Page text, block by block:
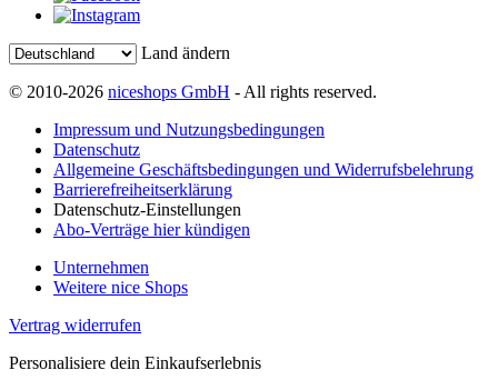
Land ändern
© 2010-2026 niceshops GmbH - All rights reserved.
Impressum und Nutzungsbedingungen
Datenschutz
Allgemeine Geschäftsbedingungen und Widerrufsbelehrung
Barrierefreiheitserklärung
Datenschutz-Einstellungen
Abo-Verträge hier kündigen
Unternehmen
Weitere nice Shops
Vertrag widerrufen
Personalisiere dein Einkaufserlebnis